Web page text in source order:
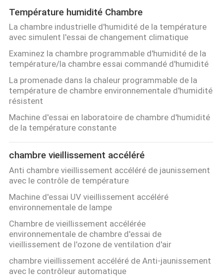
Température humidité Chambre
La chambre industrielle d'humidité de la température
avec simulent l'essai de changement climatique
Examinez la chambre programmable d'humidité de la
température/la chambre essai commandé d'humidité
La promenade dans la chaleur programmable de la
température de chambre environnementale d'humidité
résistent
Machine d'essai en laboratoire de chambre d'humidité
de la température constante
chambre vieillissement accéléré
Anti chambre vieillissement accéléré de jaunissement
avec le contrôle de température
Machine d'essai UV vieillissement accéléré
environnementale de lampe
Chambre de vieillissement accélérée
environnementale de chambre d'essai de
vieillissement de l'ozone de ventilation d'air
chambre vieillissement accéléré de Anti-jaunissement
avec le contrôleur automatique